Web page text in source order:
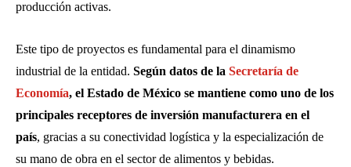
producción activas.
Este tipo de proyectos es fundamental para el dinamismo
industrial de la entidad. Según datos de la Secretaría de
Economía, el Estado de México se mantiene como uno de los
principales receptores de inversión manufacturera en el
país, gracias a su conectividad logística y la especialización de
su mano de obra en el sector de alimentos y bebidas.